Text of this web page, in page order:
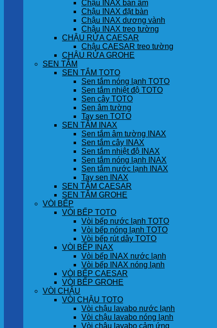
Chậu INAX bán âm
Chậu INAX đặt bàn
Chậu INAX dương vành
Chậu INAX treo tường
CHẬU RỬA CAESAR
Chậu CAESAR treo tường
CHẬU RỬA GROHE
SEN TẮM
SEN TẮM TOTO
Sen tắm nóng lạnh TOTO
Sen tắm nhiệt độ TOTO
Sen cây TOTO
Sen âm tường
Tay sen TOTO
SEN TẮM INAX
Sen tắm âm tường INAX
Sen tắm cây INAX
Sen tắm nhiệt độ INAX
Sen tắm nóng lạnh INAX
Sen tắm nước lạnh INAX
Tay sen INAX
SEN TẮM CAESAR
SEN TẮM GROHE
VÒI BẾP
VÒI BẾP TOTO
Vòi bếp nước lạnh TOTO
Vòi bếp nóng lạnh TOTO
Vòi bếp rút dây TOTO
VÒI BẾP INAX
Vòi bếp INAX nước lạnh
Vòi bếp INAX nóng lạnh
VÒI BẾP CAESAR
VÒI BẾP GROHE
VÒI CHẬU
VÒI CHẬU TOTO
Vòi chậu lavabo nước lạnh
Vòi chậu lavabo nóng lạnh
Vòi chậu lavabo cảm ứng